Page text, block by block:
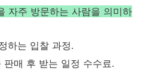
자주 방문하는 사람을 의미하
하는 입찰 과정.
판매 후 받는 일정 수수료.